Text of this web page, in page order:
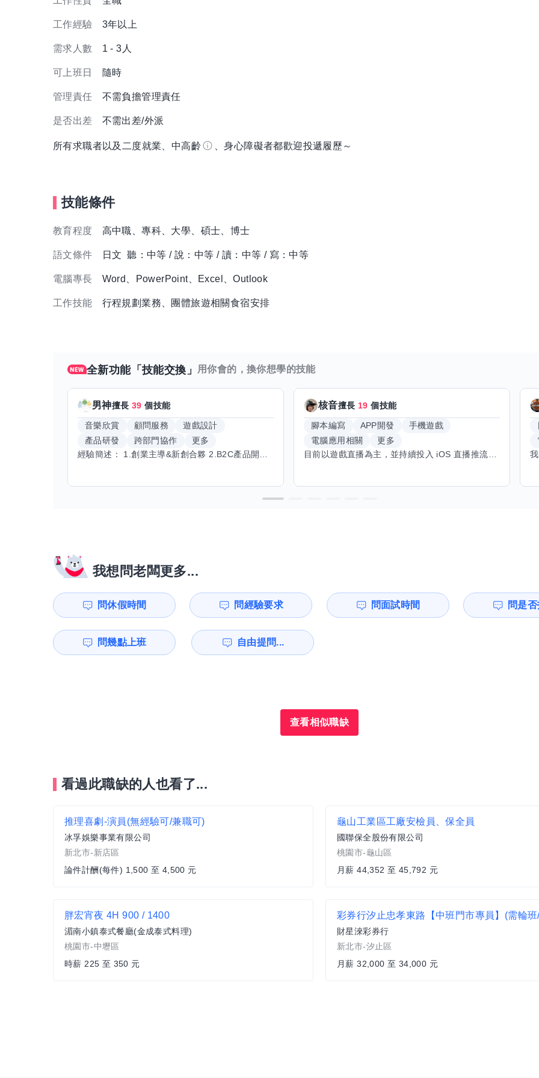
工作經驗 3年以上
需求人數 1 - 3人
可上班日 隨時
管理責任 不需負擔管理責任
是否出差 不需出差/外派
所有求職者以及二度就業、中高齡 、身心障礙者都歡迎投遞履歷～
技能條件
教育程度 高中職、專科、大學、碩士、博士
語文條件 日文 聽：中等 / 說：中等 / 讀：中等 / 寫：中等
電腦專長 Word、PowerPoint、Excel、Outlook
工作技能 行程規劃業務、團體旅遊相關食宿安排
全新功能「技能交換」 用你會的，換你想學的技能
男神擅長39 個技能
音樂欣賞 顧問服務
遊戲設計
產品研發
跨部門協作
更多
經驗簡述： 1.創業主導&新創合夥 2.B2C產品開發運營一條龍 3.AI應用開發與量化研究新創 標籤話題都可以聊，開放交流 找尋共同創業機會，亦歡迎新創收編
核音擅長 19 個技能
腳本編寫 APP開發
手機遊戲
電腦應用相關
更多
目前以遊戲直播為主，並持續投入 iOS 直播推流應用開發。對直播技術、影音串流、AI 應用、內容創作與產品設計有濃厚興趣，平時透過實作累積開發經驗，也持續學習 Godot 遊戲開發、影音剪輯、音樂創作與編曲等相關技術。 希望透過技能交換認識不同背景的夥伴，一起交流開發經驗、Side Project、AI 工作流程、內容創作與職涯發展。如果你也對程式開發、直播技術、設計、美術、Cosplay、造型、化妝、攝影、影音製作、音樂創作等領域有興趣，都很歡迎交流，彼此分享經驗、互相學習，一起成長。
我想問老闆更多...
問休假時間 問經驗要求 問面試時間 問是
問幾點上班 自由提問...
查看相似職缺
看過此職缺的人也看了...
推理喜劇-演員(無經驗可/兼職可)
冰孚娛樂事業有限公司
新北市-新店區
論件計酬(每件) 1,500 至 4,500 元
龜山工業區工廠安檢員、保全員
國聯保全股份有限公司
桃園市-龜山區
月薪 44,352 至 45,792 元
胖宏宵夜 4H 900 / 1400
湄南小鎮泰式餐廳(金成泰式料理)
桃園市-中壢區
時薪 225 至 350 元
財星淶彩券行
新北市-汐止區
月薪 32,000 至 34,000 元